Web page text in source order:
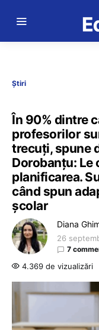
Știri
În 90% dintre
profesorilor
trecuți, spune
Dorobanțu: Le
planificarea.
când spun
școlar
Diana
26
7
4.369 de vizualizări